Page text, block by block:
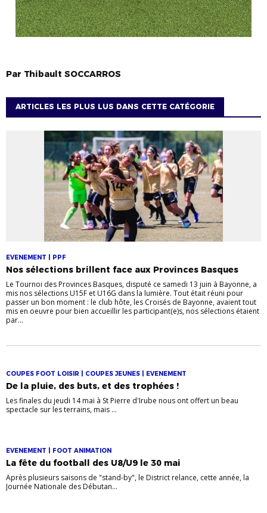
Par Thibault SOCCARROS
ARTICLES LES PLUS LUS DANS CETTE CATÉGORIE
EVENEMENT | PPF
Nos sélections brillent face aux Provinces Basques
Le Tournoi des Provinces Basques, disputé ce samedi 13 juin à Bayonne, a
mis nos sélections U15F et U16G dans la lumière. Tout était réuni pour
passer un bon moment : le club hôte, les Croisés de Bayonne, avaient tout
mis en oeuvre pour bien accueillir les participant(e)s, nos sélections étaient
par...
COUPES FOOT LOISIR | COUPES JEUNES | EVENEMENT
De la pluie, des buts, et des trophées !
Les finales du jeudi 14 mai à St Pierre d'Irube nous ont offert un beau
spectacle sur les terrains, mais ...
EVENEMENT | FOOT ANIMATION
La fête du football des U8/U9 le 30 mai
Après plusieurs saisons de "stand-by", le District relance, cette année, la
Journée Nationale des Débutan...